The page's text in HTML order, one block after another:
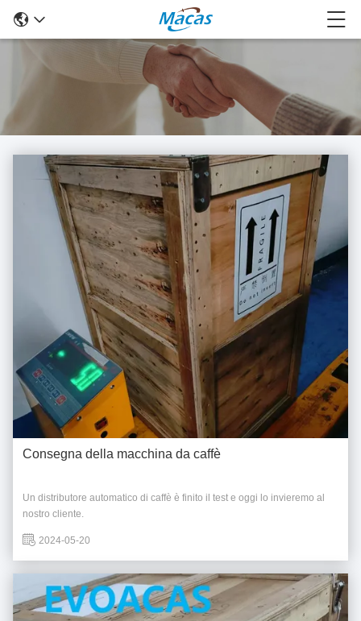
Consegna della macchina da caffè
Un distributore automatico di caffè è finito il test e oggi lo invieremo al
nostro cliente.
2024-05-20